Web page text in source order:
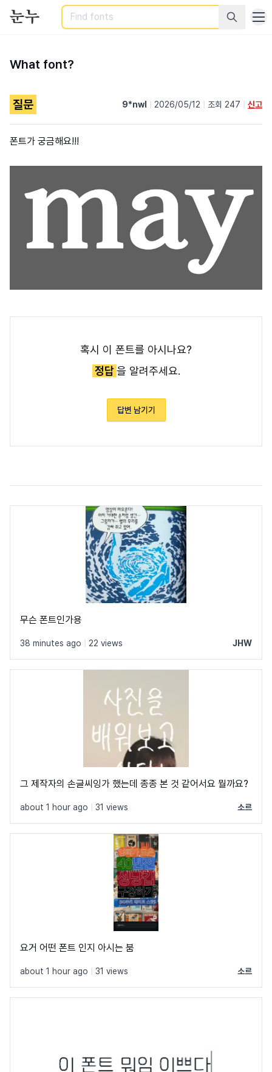
Search
What font?
질문 9*nwl 2026/05/12 조회 247 신고
폰트가 궁금해요!!!
혹시 이 폰트를 아시나요?
정답을 알려주세요.
답변 남기기
무슨 폰트인가용
38 minutes ago 22 views JHW
그 제작자의 손글씨잉가 했는데 종종 본 것 같어서요 뭘까요?
about 1 hour ago 31 views 소르
요거 어떤 폰트 인지 아시는 붐
about 1 hour ago 31 views 소르